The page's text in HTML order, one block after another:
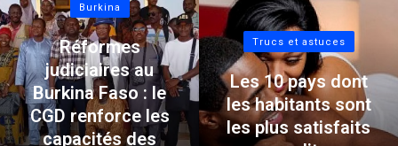
Burkina
Réformes
judiciaires au
Burkina Faso : le
CGD renforce les
capacités des
Trucs et astuces
Les 10 pays dont
les habitants sont
les plus satisfaits